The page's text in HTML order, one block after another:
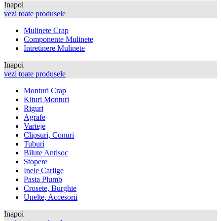
Inapoi
vezi toate produsele
Mulinete Crap
Componente Mulinete
Intretinere Mulinete
Inapoi
vezi toate produsele
Monturi Crap
Kituri Monturi
Riguri
Agrafe
Varteje
Clipsuri, Conuri
Tuburi
Bilute Antisoc
Stopere
Inele Carlige
Pasta Plumb
Crosete, Burghie
Unelte, Accesorii
Inapoi